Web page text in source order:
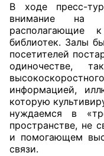
В ходе пресс-
внимание на
располагающие
библиотек. Залы
посетителей
одиночестве,
информацией,
которую
нуждаемся в
пространстве, не
и помогающем
связи.